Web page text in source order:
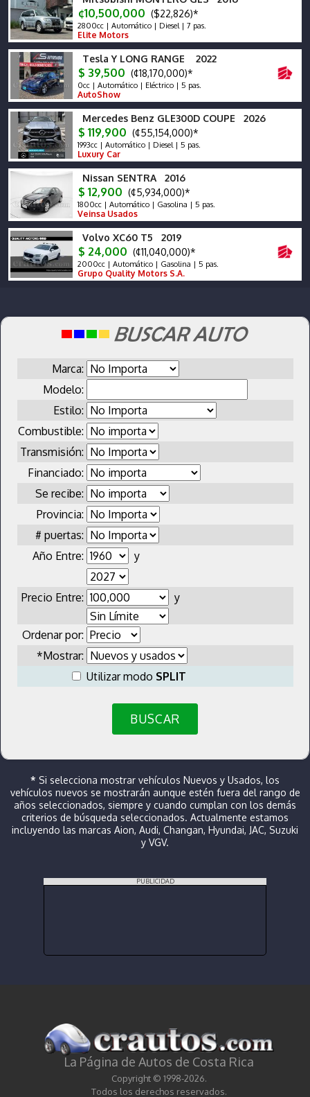
¢10,500,000 ($22,826)*
2800cc | Automático | Diesel | 7 pas.
Elite Motors
Tesla Y LONG RANGE 2022
$ 39,500 (¢18,170,000)*
0cc | Automático | Eléctrico | 5 pas.
AutoShow
Mercedes Benz GLE300D COUPE 2026
$ 119,900 (¢55,154,000)*
1993cc | Automático | Diesel | 5 pas.
Luxury Car
Nissan SENTRA 2016
$ 12,900 (¢5,934,000)*
1800cc | Automático | Gasolina | 5 pas.
Veinsa Usados
Volvo XC60 T5 2019
$ 24,000 (¢11,040,000)*
2000cc | Automático | Gasolina | 5 pas.
Grupo Quality Motors S.A.
Marca:
Modelo:
Estilo:
Combustible:
Transmisión:
Financiado:
Se recibe:
Provincia:
# puertas:
Año Entre:
y
Precio Entre: y
Ordenar por:
*Mostrar:
Utilizar modo SPLIT
BUSCAR
* Si selecciona mostrar vehículos Nuevos y Usados, los
vehículos nuevos se mostrarán aunque estén fuera del rango de
años seleccionados, siempre y cuando cumplan con los demás
criterios de búsqueda seleccionados. Actualmente estamos
incluyendo las marcas Aion, Audi, Changan, Hyundai, JAC, Suzuki
y VGV.
PUBLICIDAD
La Página de Autos de Costa Rica
Copyright © 1998-2026.
Todos los derechos reservados.